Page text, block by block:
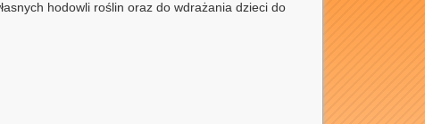
hodowli roślin oraz do wdrażania dzieci do